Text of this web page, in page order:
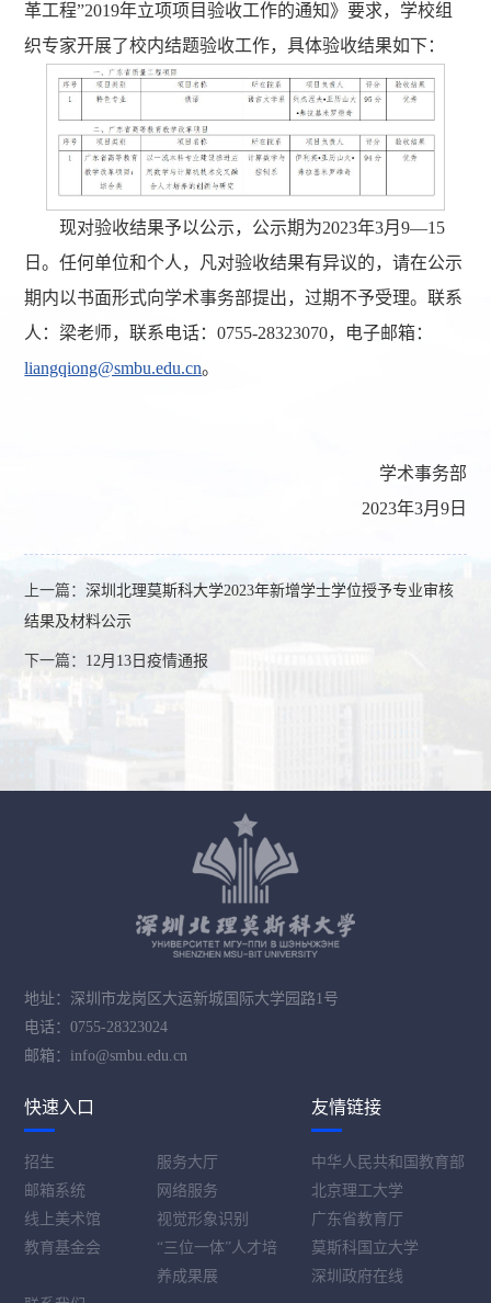
革工程”2019年立项项目验收工作的通知》要求，学校组
织专家开展了校内结题验收工作，具体验收结果如下：
现对验收结果予以公示，公示期为2023年3月9—15
日。任何单位和个人，凡对验收结果有异议的，请在公示
期内以书面形式向学术事务部提出，过期不予受理。联系
人：梁老师，联系电话：0755-28323070，电子邮箱：
liangqiong@smbu.edu.cn。
学术事务部
2023年3月9日
上一篇：深圳北理莫斯科大学2023年新增学士学位授予专业审核
结果及材料公示
下一篇： 12月13日疫情通报
地址：深圳市龙岗区大运新城国际大学园路1号
电话：0755-28323024
邮箱：info@smbu.edu.cn
快速入口
招生
服务大厅
邮箱系统
网络服务
线上美术馆
视觉形象识别
教育基金会
“三位一体”人才培
养成果展
友情链接
中华人民共和国教育部
北京理工大学
广东省教育厅
莫斯科国立大学
深圳政府在线